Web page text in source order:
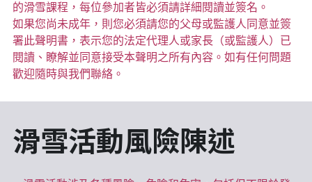
的滑雪課程，每位參加者皆必須請詳細閱讀並簽名。
如果您尚未成年，則您必須請您的父母或監護人同意並簽
署此聲明書，表示您的法定代理人或家長（或監護人）已
閱讀、瞭解並同意接受本聲明之所有內容。如有任何問題
歡迎隨時與我們聯絡。
滑雪活動風險陳述